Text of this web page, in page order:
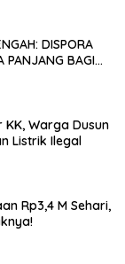
DISPORA
PANJANG BAGI
Warga Dusun
Listrik Ilegal
Rp3,4 M Sehari,